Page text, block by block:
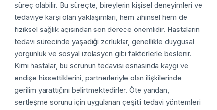
süreç olabilir. Bu süreçte, bireylerin kişisel deneyimleri ve
tedaviye karşı olan yaklaşımları, hem zihinsel hem de
fiziksel sağlık açısından son derece önemlidir. Hastaların
tedavi sürecinde yaşadığı zorluklar, genellikle duygusal
yorgunluk ve sosyal izolasyon gibi faktörlerle beslenir.
Kimi hastalar, bu sorunun tedavisi esnasında kaygı ve
endişe hissettiklerini, partnerleriyle olan ilişkilerinde
gerilim yarattığını belirtmektedirler. Öte yandan,
sertleşme sorunu için uygulanan çeşitli tedavi yöntemleri